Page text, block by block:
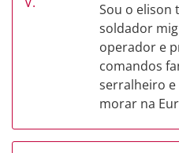
Sou o elison
soldador
operador e
comandos
serralheiro
morar na